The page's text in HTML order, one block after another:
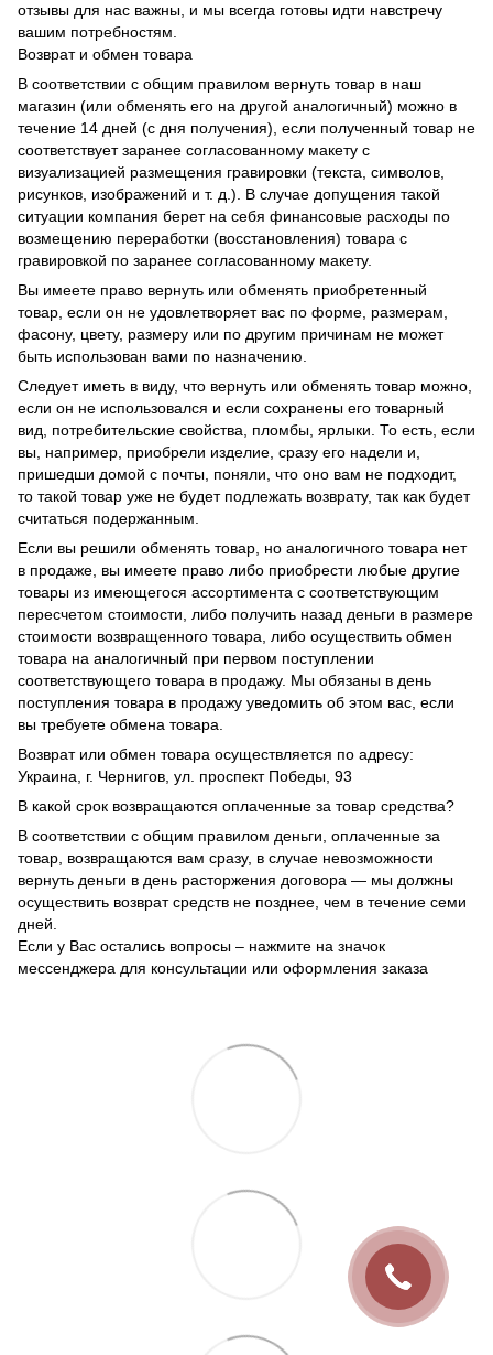
отзывы для нас важны, и мы всегда готовы идти навстречу
вашим потребностям.
Возврат и обмен товара
В соответствии с общим правилом вернуть товар в наш
магазин (или обменять его на другой аналогичный) можно в
течение 14 дней (с дня получения), если полученный товар не
соответствует заранее согласованному макету с
визуализацией размещения гравировки (текста, символов,
рисунков, изображений и т. д.). В случае допущения такой
ситуации компания берет на себя финансовые расходы по
возмещению переработки (восстановления) товара с
гравировкой по заранее согласованному макету.
Вы имеете право вернуть или обменять приобретенный
товар, если он не удовлетворяет вас по форме, размерам,
фасону, цвету, размеру или по другим причинам не может
быть использован вами по назначению.
Следует иметь в виду, что вернуть или обменять товар можно,
если он не использовался и если сохранены его товарный
вид, потребительские свойства, пломбы, ярлыки. То есть, если
вы, например, приобрели изделие, сразу его надели и,
пришедши домой с почты, поняли, что оно вам не подходит,
то такой товар уже не будет подлежать возврату, так как будет
считаться подержанным.
Если вы решили обменять товар, но аналогичного товара нет
в продаже, вы имеете право либо приобрести любые другие
товары из имеющегося ассортимента с соответствующим
пересчетом стоимости, либо получить назад деньги в размере
стоимости возвращенного товара, либо осуществить обмен
товара на аналогичный при первом поступлении
соответствующего товара в продажу. Мы обязаны в день
поступления товара в продажу уведомить об этом вас, если
вы требуете обмена товара.
Возврат или обмен товара осуществляется по адресу:
Украина, г. Чернигов, ул. проспект Победы, 93
В какой срок возвращаются оплаченные за товар средства?
В соответствии с общим правилом деньги, оплаченные за
товар, возвращаются вам сразу, в случае невозможности
вернуть деньги в день расторжения договора — мы должны
осуществить возврат средств не позднее, чем в течение семи
дней.
Если у Вас остались вопросы – нажмите на значок
мессенджера для консультации или оформления заказа